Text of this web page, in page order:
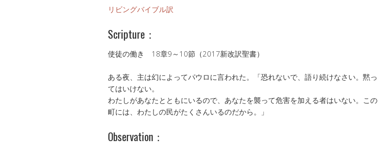
リビングバイブル訳
Scripture：
使徒の働き 18章9～10節（2017新改訳聖書）
ある夜、主は幻によってパウロに言われた。「恐れないで、語り続けなさい。黙っ
てはいけない。
わたしがあなたとともにいるので、あなたを襲って危害を加える者はいない。この
町には、わたしの民がたくさんいるのだから。」
Observation：